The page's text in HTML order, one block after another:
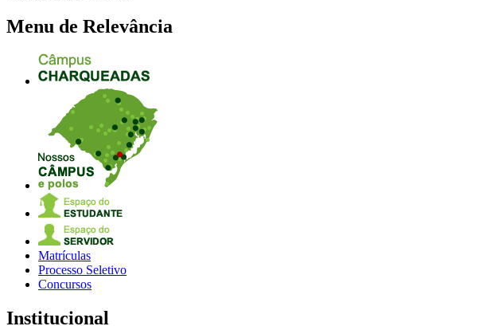
Menu de Relevância
Matrículas
Processo Seletivo
Concursos
Institucional